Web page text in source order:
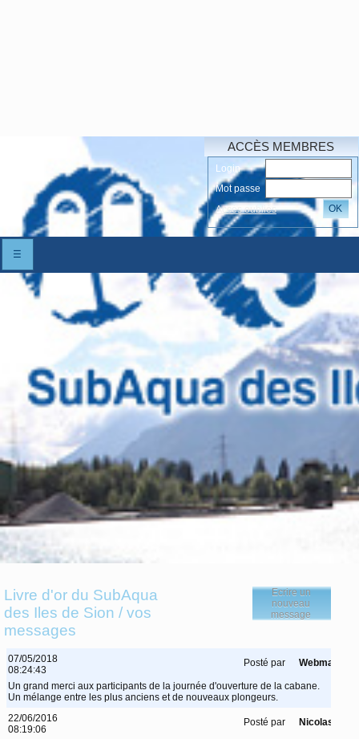
ACCÈS MEMBRES
Login
Mot passe
Accés oubliés
OK
☰
Livre d'or du SubAqua
des Iles de Sion / vos
messages
Ecrire un
nouveau
message
07/05/2018
08:24:43
Posté par Webmaster
Un grand merci aux participants de la journée d'ouverture de la cabane.
Un mélange entre les plus anciens et de nouveaux plongeurs.
22/06/2016
08:19:06
Posté par Nicolas